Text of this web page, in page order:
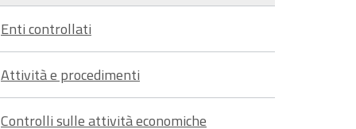
Enti controllati
Attività e procedimenti
Controlli sulle attività economiche